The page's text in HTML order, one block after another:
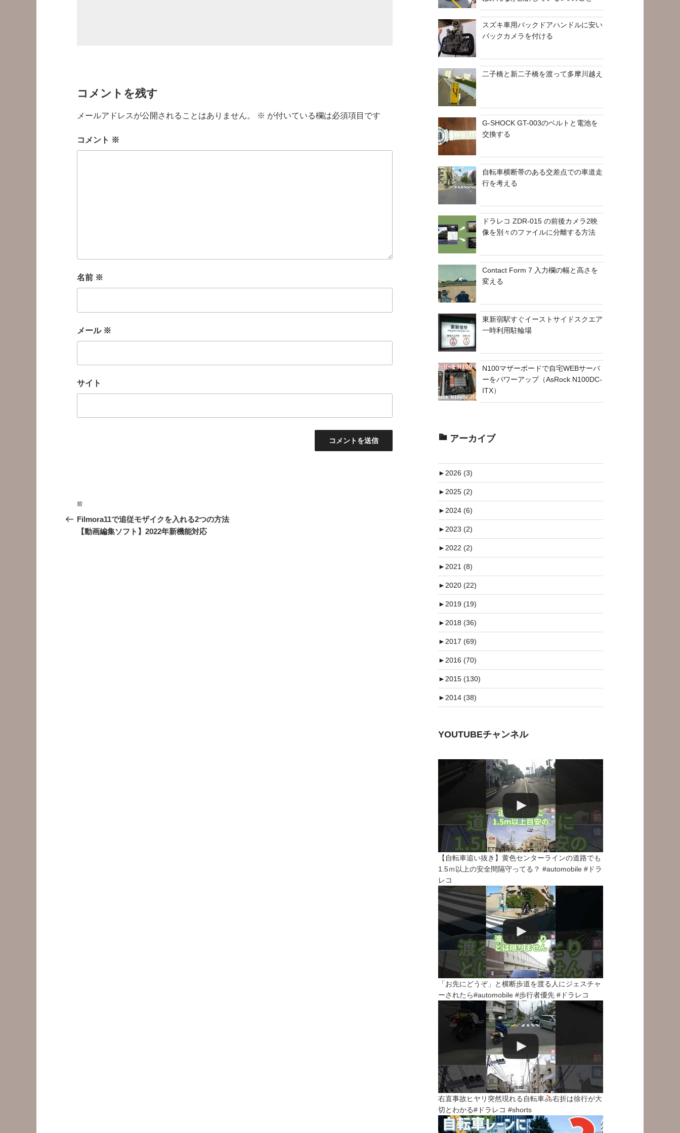
コメントを残す
メールアドレスが公開されることはありません。 ※ が付いている欄は必須項目です
コメント ※
名前 ※
メール ※
サイト
投
稿
ナ
前
の
投
前
Filmora11で追従モザイクを入れる2つの方法
【動画編集ソフト】2022年新機能対応
スズキ車用バックドアハンドルに安い
バックカメラを付ける
二子橋と新二子橋を渡って多摩川越え
G-SHOCK GT-003のベルトと電池を
交換する
自転車横断帯のある交差点での車道走
行を考える
ドラレコ ZDR-015 の前後カメラ2映
像を別々のファイルに分離する方法
Contact Form 7 入力欄の幅と高さを
変える
東新宿駅すぐイーストサイドスクエア
一時利用駐輪場
N100マザーボードで自宅WEBサーバ
ーをパワーアップ（AsRock N100DC-
ITX）
アーカイブ
►2026 (3)
►2025 (2)
►2024 (6)
►2023 (2)
►2022 (2)
►2021 (8)
►2020 (22)
►2019 (19)
►2018 (36)
►2017 (69)
►2016 (70)
►2015 (130)
►2014 (38)
YOUTUBEチャンネル
【自転車追い抜き】黄色センターラインの道路でも
1.5ｍ以上の安全間隔守ってる？ #automobile #ドラ
レコ
「お先にどうぞ」と横断歩道を渡る人にジェスチャ
ーされたら#automobile #歩行者優先 #ドラレコ
右直事故ヒヤリ突然現れる自転車
右折は徐行が大
切とわかる#ドラレコ #shorts